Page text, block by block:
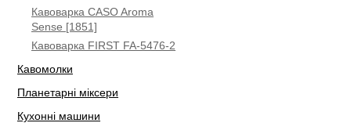
Кавоварка CASO Aroma
Sense [1851]
Кавоварка FIRST FA-5476-2
Кавомолки
Планетарні міксери
Кухонні машини